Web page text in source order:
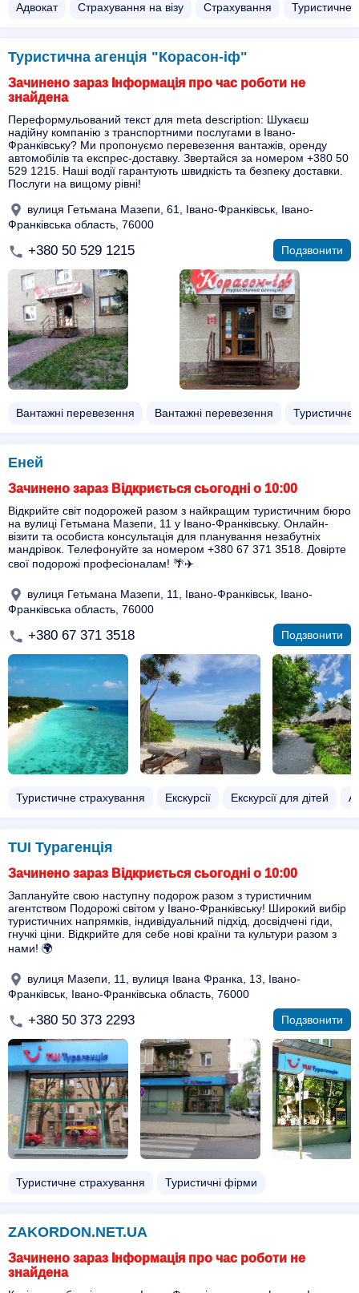
Адвокат Страхування на візу Страхування Туристичне
Туристична агенція "Корасон-іф"
Зачинено зараз Інформація про час роботи не
знайдена
Переформульований текст для meta description: Шукаєш
надійну компанію з транспортними послугами в Івано-
Франківську? Ми пропонуємо перевезення вантажів, оренду
автомобілів та експрес-доставку. Звертайся за номером +380 50
529 1215. Наші водії гарантують швидкість та безпеку доставки.
Послуги на вищому рівні!
вулиця Гетьмана Мазепи, 61, Івано-Франківськ, Івано-
Франківська область, 76000
+380 50 529 1215 Подзвонити
Вантажні перевезення Вантажні перевезення Туристичне
Еней
Зачинено зараз Відкриється сьогодні о 10:00
Відкрийте світ подорожей разом з найкращим туристичним бюро
на вулиці Гетьмана Мазепи, 11 у Івано-Франківську. Онлайн-
візити та особиста консультація для планування незабутніх
мандрівок. Телефонуйте за номером +380 67 371 3518. Довірте
свої подорожі професіоналам! 🌴✈️
вулиця Гетьмана Мазепи, 11, Івано-Франківськ, Івано-
Франківська область, 76000
+380 67 371 3518 Подзвонити
Туристичне страхування Екскурсії Екскурсії для дітей
TUI Турагенція
Зачинено зараз Відкриється сьогодні о 10:00
Заплануйте свою наступну подорож разом з туристичним
агентством Подорожі світом у Івано-Франківську! Широкий вибір
туристичних напрямків, індивідуальний підхід, досвідчені гіди,
гнучкі ціни. Відкрийте для себе нові країни та культури разом з
нами! 🌍
вулиця Мазепи, 11, вулиця Івана Франка, 13, Івано-
Франківськ, Івано-Франківська область, 76000
+380 50 373 2293 Подзвонити
Туристичне страхування Туристичні фірми
ZAKORDON.NET.UA
Зачинено зараз Інформація про час роботи не
знайдена